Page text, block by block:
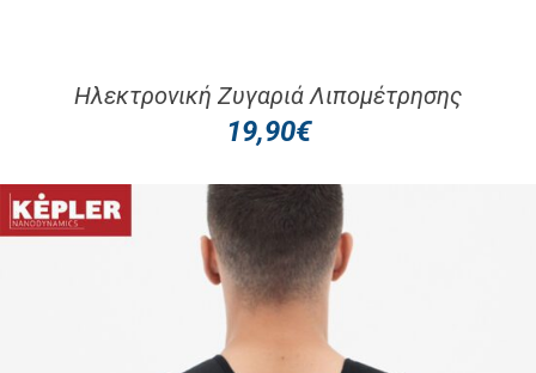
Ηλεκτρονική Ζυγαριά Λιπομέτρησης
19,90€